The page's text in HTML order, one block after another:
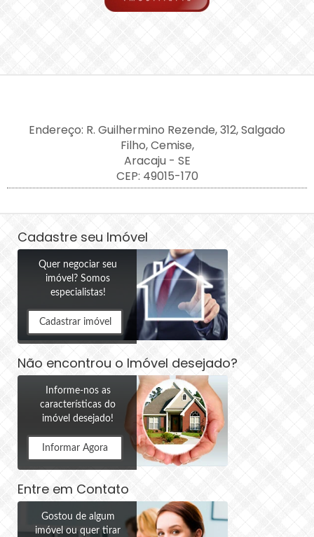
Endereço: R. Guilhermino Rezende, 312, Salgado
Filho, Cemise,
Aracaju - SE
CEP: 49015-170
Cadastre seu Imóvel
Quer negociar seu
imóvel? Somos
especialistas!
Cadastrar imóvel
Não encontrou o Imóvel desejado?
Informe-nos as
características do
imóvel desejado!
Informar Agora
Entre em Contato
Gostou de algum
imóvel ou quer tirar